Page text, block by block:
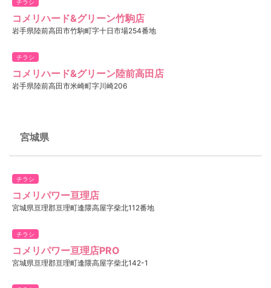
チラシ
コメリハード&グリーン竹駒店
岩手県陸前高田市竹駒町字十日市場254番地
チラシ
コメリハード&グリーン陸前高田店
岩手県陸前高田市米崎町字川崎206
宮城県
チラシ
コメリパワー亘理店
宮城県亘理郡亘理町逢隈高屋字柴北112番地
チラシ
コメリパワー亘理店PRO
宮城県亘理郡亘理町逢隈高屋字柴北142-1